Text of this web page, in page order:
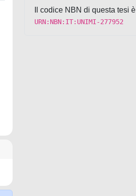
Il codice NBN di questa tesi è
URN:NBN:IT:UNIMI-277952